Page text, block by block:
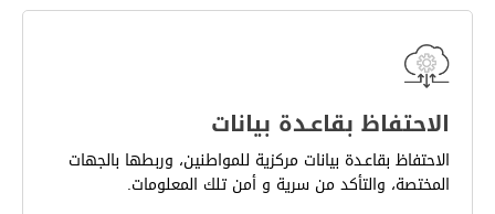
الاحتفاظ بقاعـدة بيانات
الاحتفاظ بقاعـدة بيانات مركزية للمواطنين، وربطها بالجهات
المختصة، والتأكد من سرية و أمن تلك المعلومات.